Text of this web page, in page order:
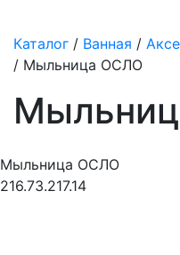
Каталог / Ванная /
/ Мыльница ОСЛО
Мыльница ОСЛО
216.73.217.14